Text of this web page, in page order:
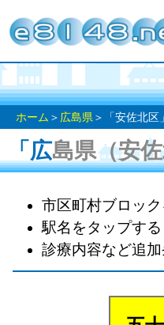
ホーム ＞ 広島県 ＞「安佐北
「広島県（
市区町村ブロッ
駅名をタップする
診療内容など追加